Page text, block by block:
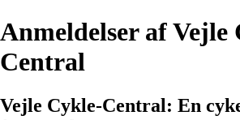
Anmeldelser af Vejle
Central
Vejle Cykle-Central: En